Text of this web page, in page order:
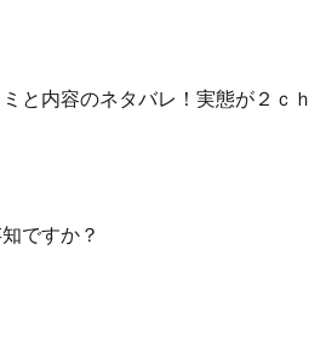
と内容のネタバレ！実態が２ｃｈ
ですか？